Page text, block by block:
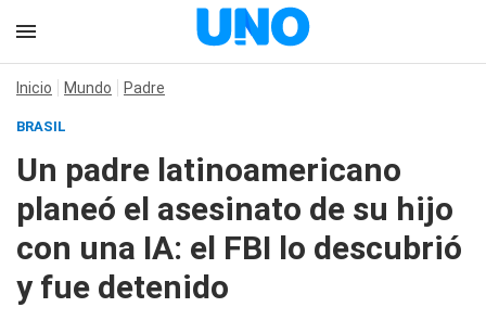
Inicio Mundo Padre
BRASIL
Un padre latinoamericano
planeó el asesinato de su hijo
con una IA: el FBI lo descubrió
y fue detenido